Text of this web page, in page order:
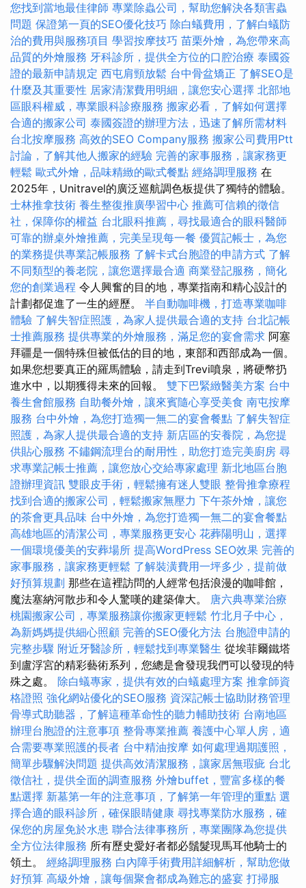
您找到當地最佳律師 專業除蟲公司，幫助您解決各類害蟲
問題 保證第一頁的SEO優化技巧 除白蟻費用，了解白蟻防
治的費用與服務項目 學習按摩技巧 苗栗外燴，為您帶來高
品質的外燴服務 牙科診所，提供全方位的口腔治療 泰國簽
證的最新申請規定 西屯肩頸放鬆 台中骨盆矯正 了解SEO是
什麼及其重要性 居家清潔費用明細，讓您安心選擇 北部地
區眼科權威，專業眼科診療服務 搬家必看，了解如何選擇
合適的搬家公司 泰國簽證的辦理方法，迅速了解所需材料
台北按摩服務 高效的SEO Company服務 搬家公司費用Ptt
討論，了解其他人搬家的經驗 完善的家事服務，讓家務更
輕鬆 歐式外燴，品味精緻的歐式餐點 經絡調理服務 在
2025年，Unitravel的廣泛巡航調色板提供了獨特的體驗。
士林推拿技術 養生整復推廣學習中心 推薦可信賴的徵信
社，保障你的權益 台北眼科推薦，尋找最適合的眼科醫師
可靠的辦桌外燴推薦，完美呈現每一餐 優質記帳士，為您
的業務提供專業記帳服務 了解卡式台胞證的申請方式 了解
不同類型的養老院，讓您選擇最合適 商業登記服務，簡化
您的創業過程 令人興奮的目的地，專業指南和精心設計的
計劃都促進了一生的經歷。 半自動咖啡機，打造專業咖啡
體驗 了解失智症照護，為家人提供最合適的支持 台北記帳
士推薦服務 提供專業的外燴服務，滿足您的宴會需求 阿塞
拜疆是一個特殊但被低估的目的地，東部和西部成為一個。
如果您想要真正的羅馬體驗，請走到Trevi噴泉，將硬幣扔
進水中，以期獲得未來的回報。 雙下巴緊緻醫美方案 台中
養生會館服務 自助餐外燴，讓來賓隨心享受美食 南屯按摩
服務 台中外燴，為您打造獨一無二的宴會餐點 了解失智症
照護，為家人提供最合適的支持 新店區的安養院，為您提
供貼心服務 不鏽鋼流理台的耐用性，助您打造完美廚房 尋
求專業記帳士推薦，讓您放心交給專家處理 新北地區台胞
證辦理資訊 雙眼皮手術，輕鬆擁有迷人雙眼 整骨推拿療程
找到合適的搬家公司，輕鬆搬家無壓力 下午茶外燴，讓您
的茶會更具品味 台中外燴，為您打造獨一無二的宴會餐點
高雄地區的清潔公司，專業服務更安心 花葬陽明山，選擇
一個環境優美的安葬場所 提高WordPress SEO效果 完善的
家事服務，讓家務更輕鬆 了解裝潢費用一坪多少，提前做
好預算規劃 那些在這裡訪問的人經常包括浪漫的咖啡館，
魔法塞納河散步和令人驚嘆的建築偉大。 唐六典專業治療
桃園搬家公司，專業服務讓你搬家更輕鬆 竹北月子中心，
為新媽媽提供細心照顧 完善的SEO優化方法 台胞證申請的
完整步驟 附近牙醫診所，輕鬆找到專業醫生 從埃菲爾鐵塔
到盧浮宮的精彩藝術系列，您總是會發現我們可以發現的特
殊之處。 除白蟻專家，提供有效的白蟻處理方案 推拿師資
格證照 強化網站優化的SEO服務 資深記帳士協助財務管理
骨導式助聽器，了解這種革命性的聽力輔助技術 台南地區
辦理台胞證的注意事項 整骨專業推薦 養護中心單人房，適
合需要專業照護的長者 台中精油按摩 如何處理過期護照，
簡單步驟解決問題 提供高效清潔服務，讓家居無瑕疵 台北
徵信社，提供全面的調查服務 外燴buffet，豐富多樣的餐
點選擇 新墓第一年的注意事項，了解第一年管理的重點 選
擇合適的眼科診所，確保眼睛健康 尋找專業防水服務，確
保您的房屋免於水患 聯合法律事務所，專業團隊為您提供
全方位法律服務 所有歷史愛好者都必鬚髮現馬耳他騎士的
領土。 經絡調理服務 白內障手術費用詳細解析，幫助您做
好預算 高級外燴，讓每個聚會都成為難忘的盛宴 打掃服